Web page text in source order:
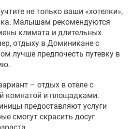
не только ваши «хотелки»,
Малышам рекомендуются
климата и длительных
отдыху в Доминикане с
лучше предпочесть путевку в
– отдых в отеле с
комнатой и площадками.
предоставляют услуги
смогут скрасить досуг